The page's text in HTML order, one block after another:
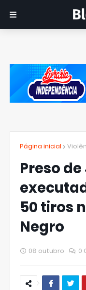
Página inicial
Preso
50 tiros
Negro
08 outubro 0